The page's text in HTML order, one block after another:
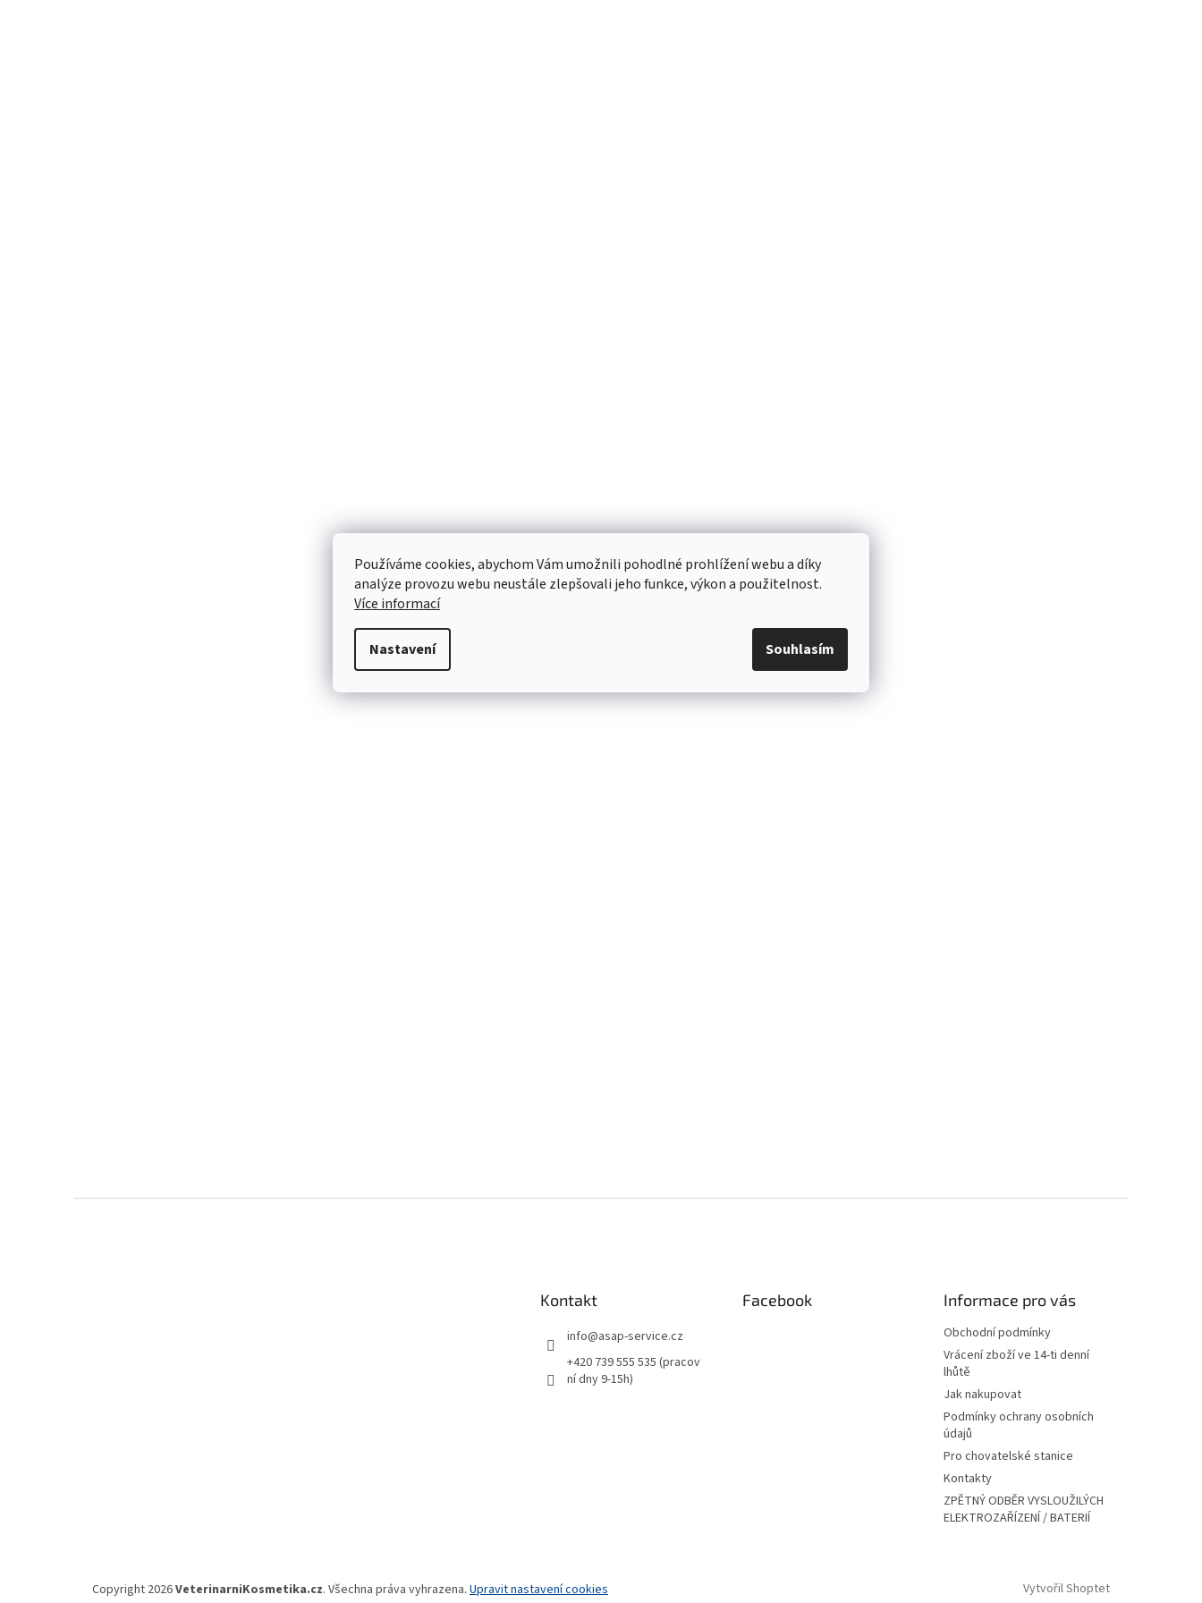
Používáme cookies, abychom Vám umožnili pohodlné prohlížení webu a díky
analýze provozu webu neustále zlepšovali jeho funkce, výkon a použitelnost.
Více informací
Nastavení Souhlasím
Kontakt
info@asap-service.cz
+420 739 555 535 (pracov
ní dny 9-15h)
Facebook Informace pro vás
Obchodní podmínky
Vrácení zboží ve 14-ti denní
lhůtě
Jak nakupovat
Podmínky ochrany osobních
údajů
Pro chovatelské stanice
Kontakty
ZPĚTNÝ ODBĚR VYSLOUŽILÝCH
ELEKTROZAŘÍZENÍ / BATERIÍ
Vytvořil Shoptet
Copyright 2026VeterinarniKosmetika.cz. Všechna práva vyhrazena. Upravit nastavení cookies